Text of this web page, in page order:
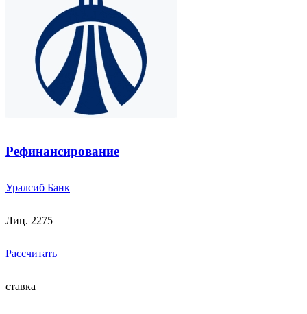
Рефинансирование
Уралсиб Банк
Лиц. 2275
Рассчитать
ставка